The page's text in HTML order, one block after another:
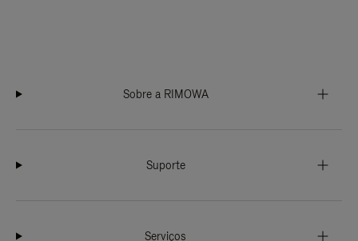
Sobre a RIMOWA
Suporte
Serviços